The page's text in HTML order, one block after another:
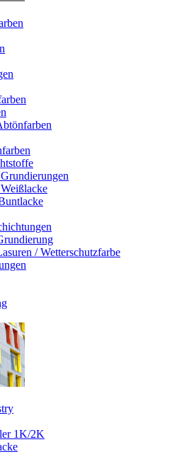
/ Wetterschutzfarbe
1K/2K